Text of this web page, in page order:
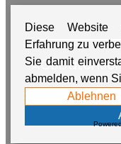
AGB
Made with
Diese Website
Erfahrung zu
Sie damit
abmelden, wenn
Ablehnen